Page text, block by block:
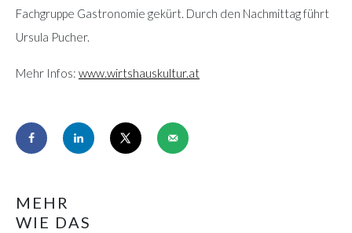
Fachgruppe Gastronomie gekürt. Durch den Nachmittag führt
Ursula Pucher.
Mehr Infos: www.wirtshauskultur.at
MEHR
WIE DAS